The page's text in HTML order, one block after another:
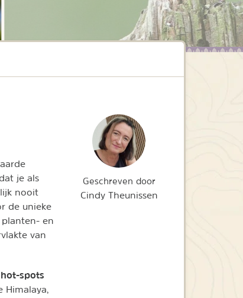
je als
nooit
de unieke
en
van
hot-spots
Himalaya,
Geschreven door
Cindy Theunissen